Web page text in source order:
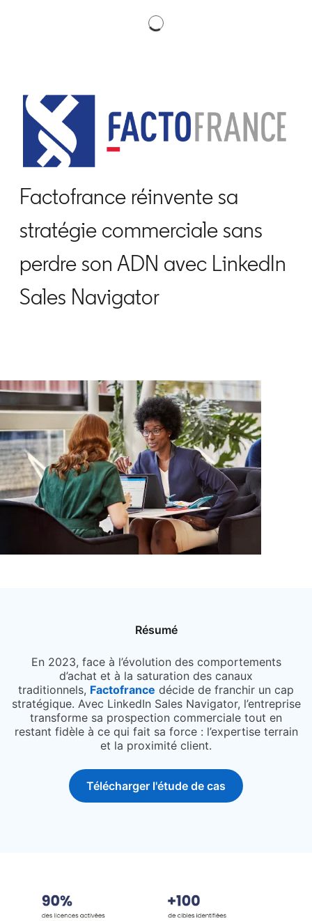
Factofrance réinvente sa
stratégie commerciale sans
perdre son ADN avec LinkedIn
Sales Navigator
Résumé
En 2023, face à l’évolution des comportements
d’achat et à la saturation des canaux
traditionnels, Factofrance opens in a new tab
décide de franchir un cap
stratégique. Avec LinkedIn Sales Navigator, l’entreprise
transforme sa prospection commerciale tout en
restant fidèle à ce qui fait sa force : l’expertise terrain
et la proximité client.
Télécharger l'étude de cas
opens in a new tab